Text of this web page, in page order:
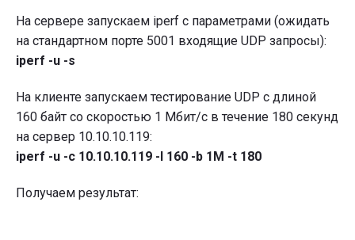
На сервере запускаем iperf с параметрами (ожидать
на стандартном порте 5001 входящие UDP запросы):
iperf -u -s
На клиенте запускаем тестирование UDP c длиной
160 байт со скоростью 1 Мбит/с в течение 180 секунд
на сервер 10.10.10.119:
iperf -u -c 10.10.10.119 -l 160 -b 1M -t 180
Получаем результат: